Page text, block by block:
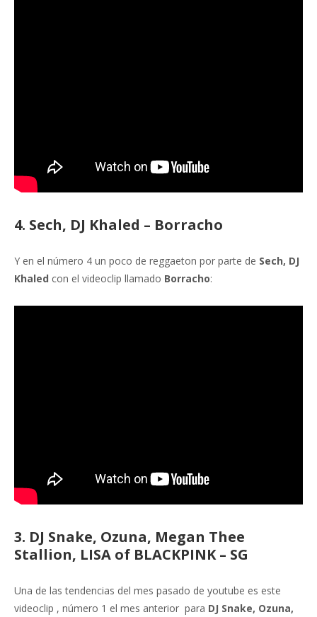
4. Sech, DJ Khaled – Borracho
Y en el número 4 un poco de reggaeton por parte de Sech, DJ
Khaled con el videoclip llamado Borracho:
3. DJ Snake, Ozuna, Megan Thee
Stallion, LISA of BLACKPINK – SG
Una de las tendencias del mes pasado de youtube es este
videoclip , número 1 el mes anterior para DJ Snake, Ozuna,